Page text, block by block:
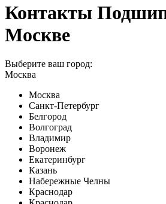
Контакты
Москве
Выберите ваш город:
Москва
Москва
Санкт-Петербург
Белгород
Волгоград
Владимир
Воронеж
Екатеринбург
Казань
Набережные Челны
Краснодар